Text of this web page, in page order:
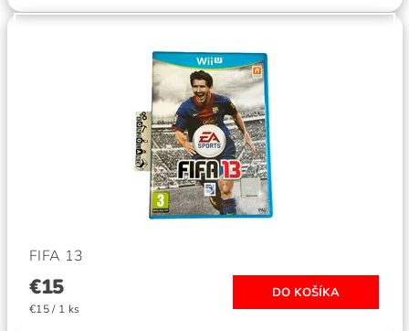
FIFA 13
€15
€15 / 1 ks